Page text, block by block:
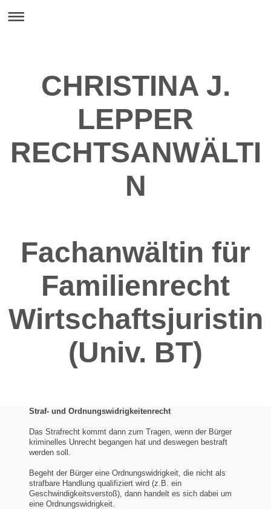
CHRISTINA J.
LEPPER
RECHTSANWÄLTI
N
Fachanwältin für
Familienrecht
Wirtschaftsjuristin
(Univ. BT)
Straf- und Ordnungswidrigkeitenrecht
Das Strafrecht kommt dann zum Tragen, wenn der Bürger
kriminelles Unrecht begangen hat und deswegen bestraft
werden soll.
Begeht der Bürger eine Ordnungswidrigkeit, die nicht als
strafbare Handlung qualifiziert wird (z.B. ein
Geschwindigkeitsverstoß), dann handelt es sich dabei um
eine Ordnungswidrigkeit.